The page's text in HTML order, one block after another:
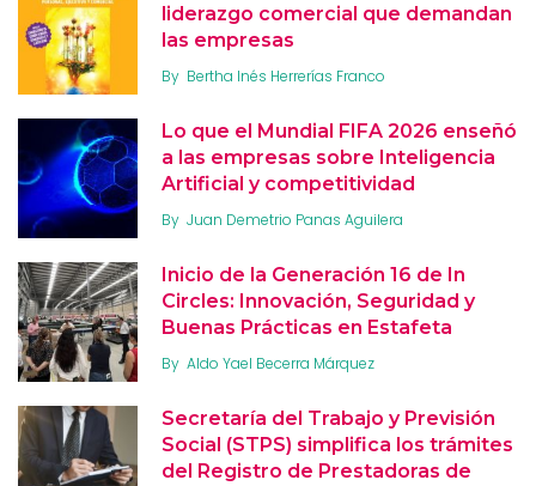
liderazgo comercial que demandan
las empresas
By Bertha Inés Herrerías Franco
Lo que el Mundial FIFA 2026 enseñó
a las empresas sobre Inteligencia
Artificial y competitividad
By Juan Demetrio Panas Aguilera
Inicio de la Generación 16 de In
Circles: Innovación, Seguridad y
Buenas Prácticas en Estafeta
By Aldo Yael Becerra Márquez
Secretaría del Trabajo y Previsión
Social (STPS) simplifica los trámites
del Registro de Prestadoras de